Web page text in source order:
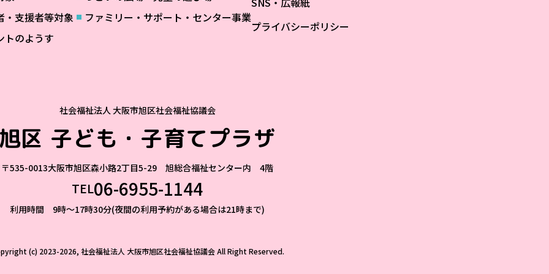
・支援者等対象
トのようす
ファミリー・サポート・センター事業
プライバシーポリシー
社会福祉法人 大阪市旭区社会福祉協議会
旭区 子ども・子育てプラザ
〒535-0013大阪市旭区森小路2丁目5-29 旭総合福祉センター内 4階
TEL06-6955-1144
利用時間 9時～17時30分(夜間の利用予約がある場合は21時まで)
(c) 2023-2026, 社会福祉法人 大阪市旭区社会福祉協議会All Right Reserved.